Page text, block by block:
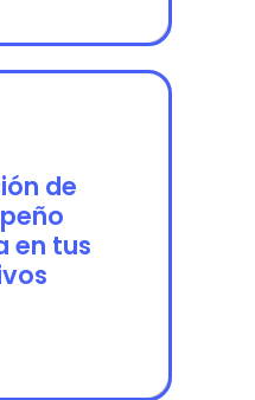
de
en tus
de